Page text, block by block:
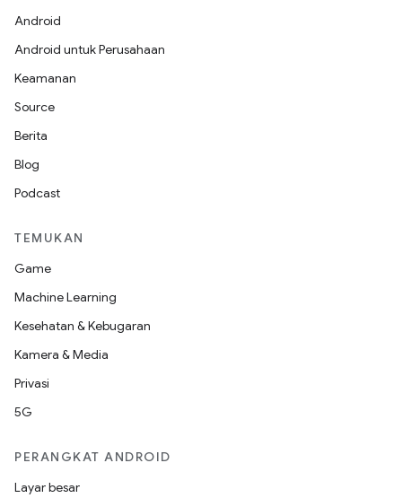
Android
Android untuk Perusahaan
Keamanan
Source
Berita
Blog
Podcast
TEMUKAN
Game
Machine Learning
Kesehatan & Kebugaran
Kamera & Media
Privasi
5G
PERANGKAT ANDROID
Layar besar